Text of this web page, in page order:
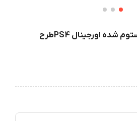
دسته پلی استیشن کاستوم شده اورجینال PS4طرح